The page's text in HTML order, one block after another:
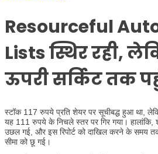
Resourceful
Lists स्थिर रही,
ऊपरी सर्किट तक
स्टॉक 117 रुपये प्रति शेयर पर सूचीबद्ध हुआ था,
यह 111 रुपये के निचले स्तर पर गिर गया। हालांकि,
उछल गई, और इस रिपोर्ट को दाखिल करने के समय
सीमा को छू गई।